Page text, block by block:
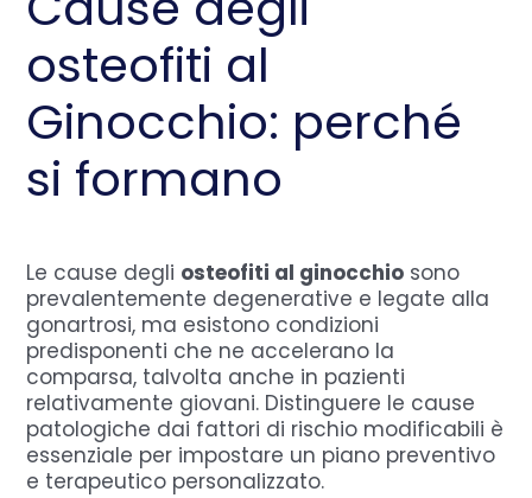
osteofiti al
Ginocchio: perché
si formano
Le cause degli osteofiti al ginocchio sono
prevalentemente degenerative e legate alla
gonartrosi, ma esistono condizioni
predisponenti che ne accelerano la
comparsa, talvolta anche in pazienti
relativamente giovani. Distinguere le cause
patologiche dai fattori di rischio modificabili è
essenziale per impostare un piano preventivo
e terapeutico personalizzato.